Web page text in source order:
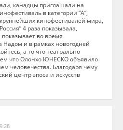
канадцы приглашали на
в категории “А”,
кинофестивалей мира,
4 раза показывала,
во время
Надом и в рамках новогодней
а то что театрально
что Олонхо ЮНЕСКО объявило
человечества. Благодаря чему
центр эпоса и искусств